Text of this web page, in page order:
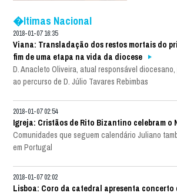
�ltimas Nacional
2018-01-07 16:35
Viana: Transladação dos restos mortais do
fim de uma etapa na vida da diocese
D. Anacleto Oliveira, atual responsável
ao percurso de D. Júlio Tavares Rebimbas
2018-01-07 02:54
Igreja: Cristãos de Rito Bizantino celebram o
Comunidades que seguem calendário Juliano
em Portugal
2018-01-07 02:02
Lisboa: Coro da catedral apresenta concerto